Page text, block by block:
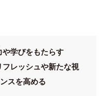
や学びをもたらす
フレッシュや新たな視
スを高める